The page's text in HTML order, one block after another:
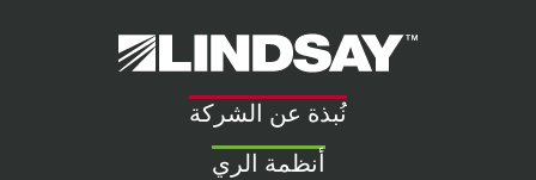
Lindsay.
Link
homepage
نُبذة عن الشركة
أنظمة الري